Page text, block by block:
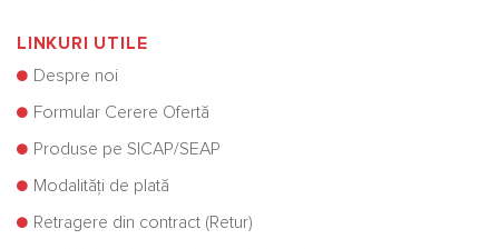
LINKURI UTILE
Despre noi
Formular Cerere Ofertă
Produse pe SICAP/SEAP
Modalități de plată
Retragere din contract (Retur)